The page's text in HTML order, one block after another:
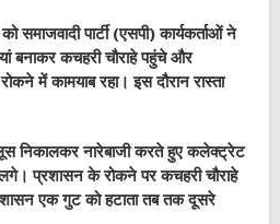
पार्टी (एसपी) कार्यकर्ताओं ने
बनाकर कचहरी चौराहे पहुंचे और
में कामयाब रहा। इस दौरान रास्ता
निकालकर नारेबाजी करते हुए कलेक्ट्रेट
प्रशासन के रोकने पर कचहरी चौराहे
एक गुट को हटाता तब तक दूसरे